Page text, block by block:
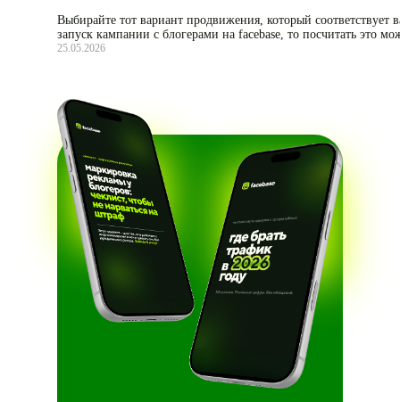
Выбирайте тот вариант продвижения, который соответствует
запуск кампании с блогерами на facebase, то посчитать это
25.05.2026